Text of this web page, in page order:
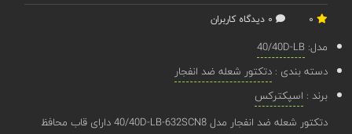
مدل:40/40D-LB
دسته بندی :دتکتور شعله ضد انفجار
برند : اسپکترکس
دتکتور شعله ضد انفجار مدل 40/40D-LB-632SCN8 دارای قاب محافظ